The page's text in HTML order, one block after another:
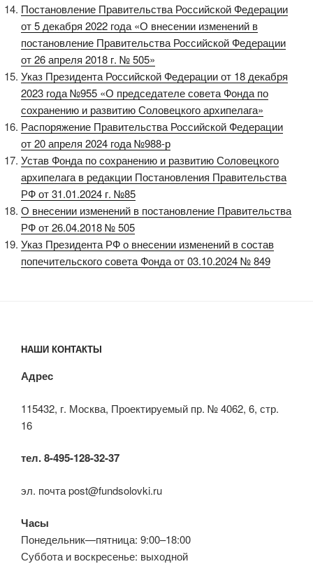
Постановление Правительства Российской Федерации
от 5 декабря 2022 года «О внесении изменений в
постановление Правительства Российской Федерации
от 26 апреля 2018 г. № 505»
Указ Президента Российской Федерации от 18 декабря
2023 года №955 «О председателе совета Фонда по
сохранению и развитию Соловецкого архипелага»
Распоряжение Правительства Российской Федерации
от 20 апреля 2024 года №988-р
Устав Фонда по сохранению и развитию Соловецкого
архипелага в редакции Постановления Правительства
РФ от 31.01.2024 г. №85
О внесении изменений в постановление Правительства
РФ от 26.04.2018 № 505
Указ Президента РФ о внесении изменений в состав
попечительского совета Фонда от 03.10.2024 № 849
НАШИ КОНТАКТЫ
Адрес
115432, г. Москва, Проектируемый пр. № 4062, 6, стр.
16
тел. 8-495-128-32-37
эл. почта post@fundsolovki.ru
Часы
Понедельник—пятница: 9:00–18:00
Суббота и воскресенье: выходной